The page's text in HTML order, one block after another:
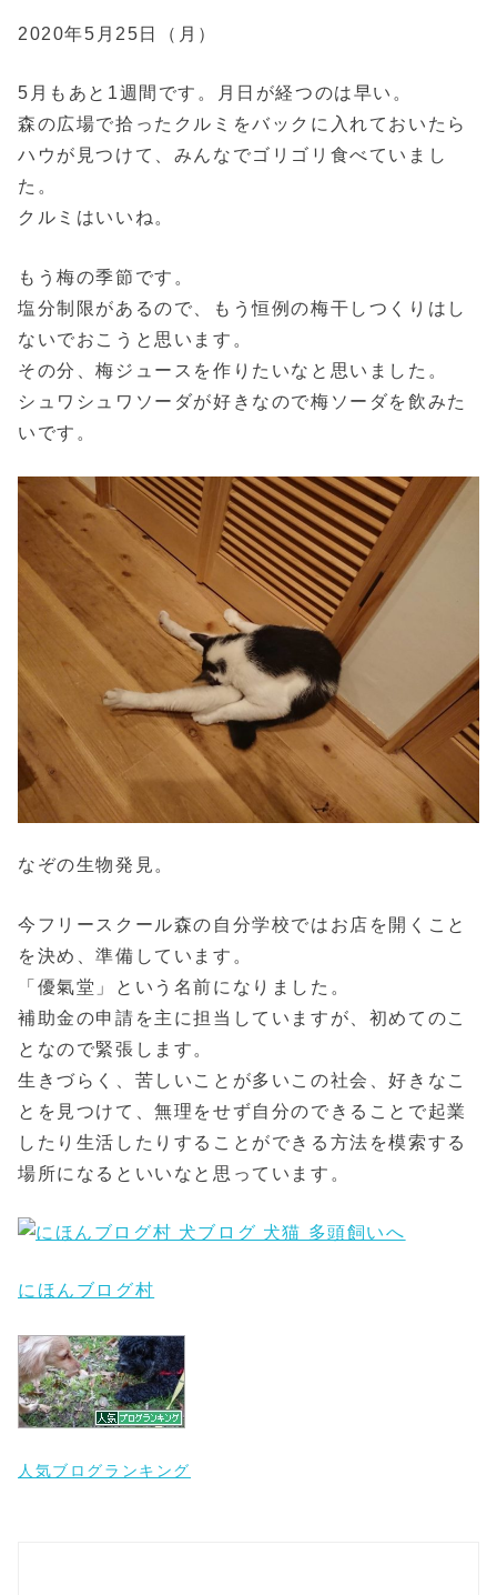
2020年5月25日（月）
5月もあと1週間です。月日が経つのは早い。
森の広場で拾ったクルミをバックに入れておいたら
ハウが見つけて、みんなでゴリゴリ食べていまし
た。
クルミはいいね。
もう梅の季節です。
塩分制限があるので、もう恒例の梅干しつくりはし
ないでおこうと思います。
その分、梅ジュースを作りたいなと思いました。
シュワシュワソーダが好きなので梅ソーダを飲みた
いです。
なぞの生物発見。
今フリースクール森の自分学校ではお店を開くこと
を決め、準備しています。
「優氣堂」という名前になりました。
補助金の申請を主に担当していますが、初めてのこ
となので緊張します。
生きづらく、苦しいことが多いこの社会、好きなこ
とを見つけて、無理をせず自分のできることで起業
したり生活したりすることができる方法を模索する
場所になるといいなと思っています。
にほんブログ村
人気ブログランキング